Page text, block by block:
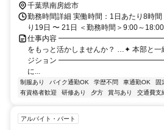
千葉県南房総市
勤務時間詳細 実働時間：1日あたり8時
り19日 〜 21日 ＜勤務時間＞9:00～
仕事内容
をもっと活かしませんか？ …✦ 本部と一
ジション
に...
制服あり バイク通勤OK 学歴不問 車通勤OK 固
有資格者歓迎
研修あり 夕方 賞与あり 交通費支
アルバイト・パート